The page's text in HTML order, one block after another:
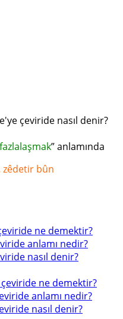
çeviride nasıl denir?
fazlalaşmak” anlamında
bûn
ne demektir?
anlamı nedir?
nasıl denir?
ne demektir?
anlamı nedir?
nasıl denir?